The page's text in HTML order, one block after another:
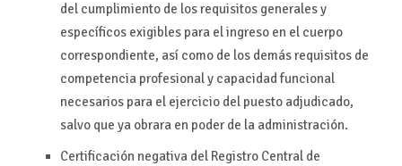
del cumplimiento de los requisitos generales y
específicos exigibles para el ingreso en el cuerpo
correspondiente, así como de los demás requisitos de
competencia profesional y capacidad funcional
necesarios para el ejercicio del puesto adjudicado,
salvo que ya obrara en poder de la administración.
Certificación negativa del Registro Central de